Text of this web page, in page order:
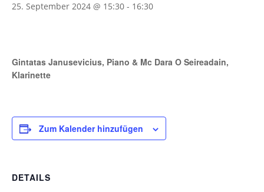
25. September 2024 @ 15:30 - 16:30
Gintatas Janusevicius, Piano & Mc Dara O Seireadain,
Klarinette
Zum Kalender hinzufügen
DETAILS